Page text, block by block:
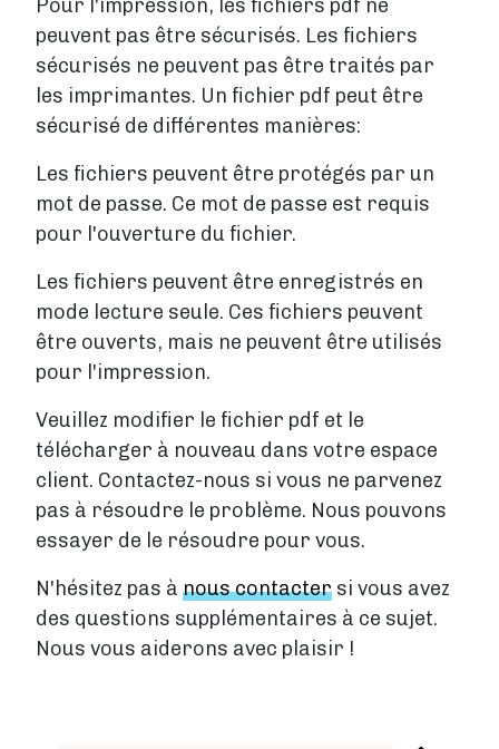
IMPRESSION NUMÉRIQUE
Impression numérique
Comment ça marche ?
Délais de livraison
Plan par étapes
Publier un livre
LA PUBLICATION EN GÉNÉRAL
Demander un ISBN
Formalites a regler
Vendre en librairie
Vendre sur Pumbo.fr
Aide
Tarifs
Blog
Boutique
Pour l'impression, les fichiers pdf ne
peuvent pas être sécurisés. Les fichiers
sécurisés ne peuvent pas être traités par
les imprimantes. Un fichier pdf peut être
sécurisé de différentes manières:
Les fichiers peuvent être protégés par un
mot de passe. Ce mot de passe est requis
pour l'ouverture du fichier.
Les fichiers peuvent être enregistrés en
mode lecture seule. Ces fichiers peuvent
être ouverts, mais ne peuvent être utilisés
pour l'impression.
Veuillez modifier le fichier pdf et le
télécharger à nouveau dans votre espace
client. Contactez-nous si vous ne parvenez
pas à résoudre le problème. Nous pouvons
essayer de le résoudre pour vous.
N'hésitez pas à nous contacter si vous avez
des questions supplémentaires à ce sujet.
Nous vous aiderons avec plaisir !